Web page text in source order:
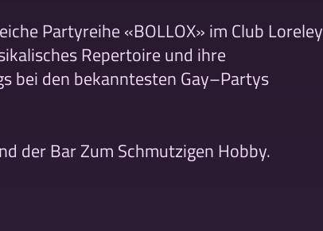
Partyreihe «BOLLOX» im Club Loreley
Repertoire und ihre
bei den bekanntesten Gay–Partys
der Bar Zum Schmutzigen Hobby.